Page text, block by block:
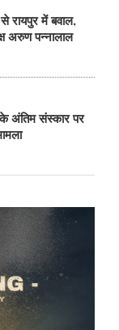
रायपुर में बवाल,
अरुण पन्नालाल
अंतिम संस्कार पर